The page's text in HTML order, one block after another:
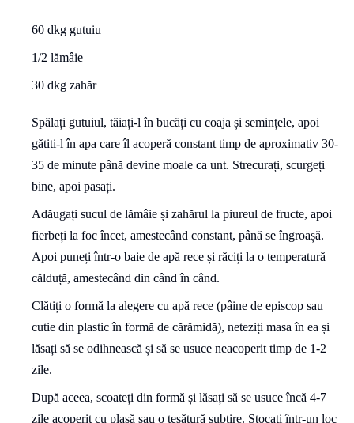
60 dkg gutuiu
1/2 lămâie
30 dkg zahăr
Spălați gutuiul, tăiați-l în bucăți cu coaja și semințele, apoi
gătiti-l în apa care îl acoperă constant timp de aproximativ 30-
35 de minute până devine moale ca unt. Strecurați, scurgeți
bine, apoi pasați.
Adăugați sucul de lămâie și zahărul la piureul de fructe, apoi
fierbeți la foc încet, amestecând constant, până se îngroașă.
Apoi puneți într-o baie de apă rece și răciți la o temperatură
călduță, amestecând din când în când.
Clătiți o formă la alegere cu apă rece (pâine de episcop sau
cutie din plastic în formă de cărămidă), neteziți masa în ea și
lăsați să se odihnească și să se usuce neacoperit timp de 1-2
zile.
După aceea, scoateți din formă și lăsați să se usuce încă 4-7
zile acoperit cu plasă sau o țesătură subțire. Stocați într-un loc